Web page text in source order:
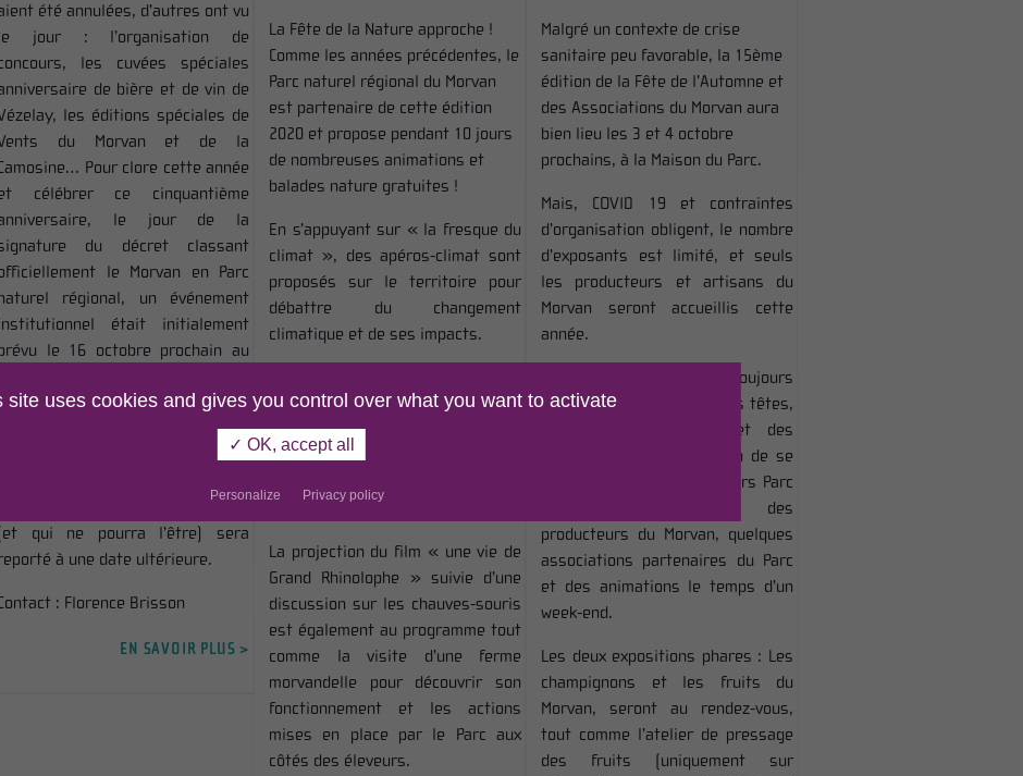
été annulées, d’autres ont vu
jour : l’organisation de
les cuvées spéciales
de bière et de vin de
les éditions spéciales de
du Morvan et de la
Pour clore cette année
célébrer ce cinquantième
le jour de la
du décret classant
le Morvan en Parc
régional, un événement
était initialement
le 16 octobre prochain au
Mais compte-tenu de
l’épidémie COVID19 toujours bien
présente sur notre territoire, cet
qui ne pourra l’être) sera
à une date ultérieure.
: Florence Brisson
EN SAVOIR PLUS >
La Fête de la Nature approche !
Comme les années précédentes, le
Parc naturel régional du Morvan
est partenaire de cette édition
2020 et propose pendant 10 jours
de nombreuses animations et
balades nature gratuites !
En s’appuyant sur « la fresque du
climat », des apéros-climat sont
proposés sur le territoire pour
débattre du changement
climatique et de ses impacts.
et 4 octobre, balades et
animations sur les adaptations de
la nature sont au rendez-vous sur
deux jours.
La projection du film « une vie de
Grand Rhinolophe » suivie d’une
discussion sur les chauves-souris
est également au programme tout
comme la visite d’une ferme
morvandelle pour découvrir son
fonctionnement et les actions
mises en place par le Parc aux
côtés des éleveurs.
Malgré un contexte de crise
sanitaire peu favorable, la 15ème
édition de la Fête de l’Automne et
des Associations du Morvan aura
bien lieu les 3 et 4 octobre
prochains, à la Maison du Parc.
Mais, COVID 19 et contraintes
d’organisation obligent, le nombre
d’exposants est limité, et seuls
les producteurs et artisans du
Morvan seront accueillis cette
année.
Même si l’épidémie plane toujours
et encore au dessus de nos têtes,
la fête de l’automne et des
associations est l’occasion de se
retrouver autour des valeurs Parc
avec des artisans, des
producteurs du Morvan, quelques
associations partenaires du Parc
et des animations le temps d’un
week-end.
Les deux expositions phares : Les
champignons et les fruits du
Morvan, seront au rendez-vous,
tout comme l’atelier de pressage
des fruits (uniquement sur
site uses cookies and gives you control over what you want to activate
✓ OK, accept all
Personalize Privacy policy